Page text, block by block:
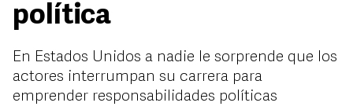
política
En Estados Unidos a nadie le sorprende que los
actores interrumpan su carrera para
emprender responsabilidades políticas